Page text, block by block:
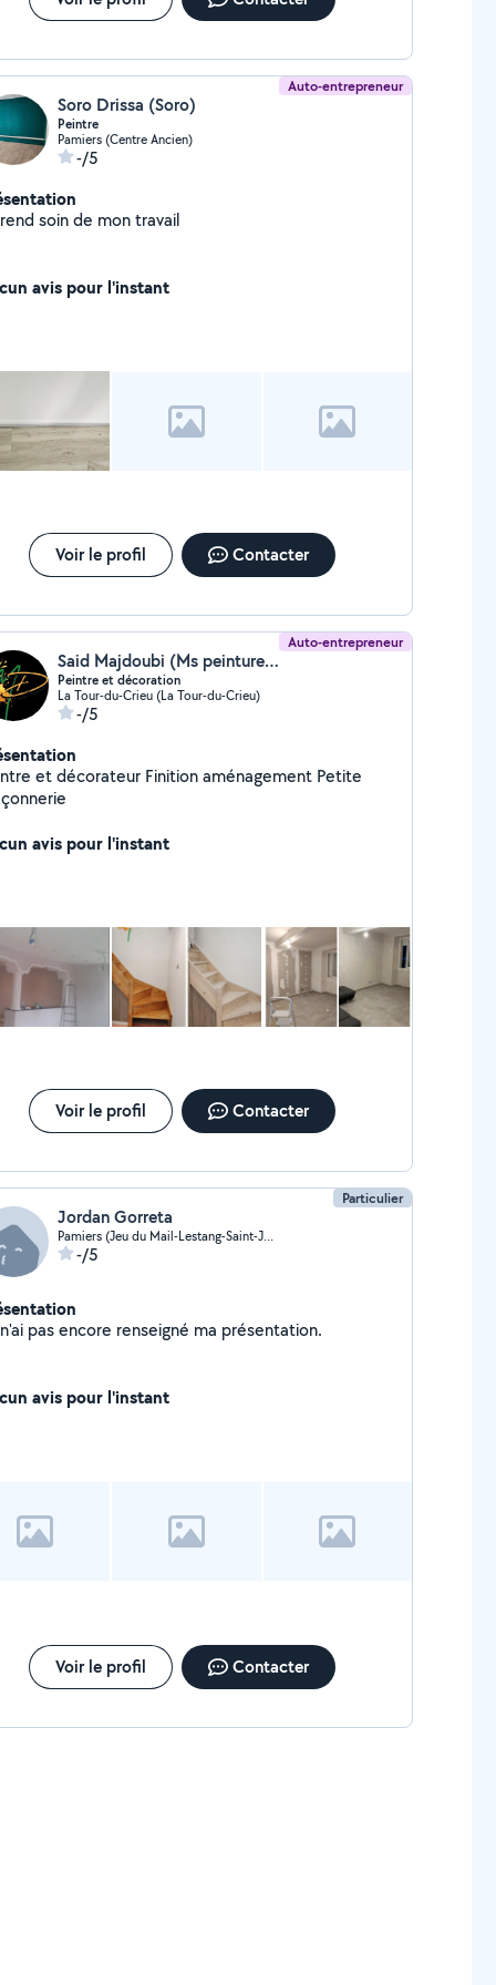
Auto-entrepreneur
Soro Drissa (Soro)
Peintre
Pamiers (Centre Ancien)
-/5
soin de mon travail
avis pour l'instant
Voir le profil Contacter
Auto-entrepreneur
Said Majdoubi (Ms peinture et décoration)
Peintre et décoration
La Tour-du-Crieu (La Tour-du-Crieu)
-/5
décorateur Finition aménagement Petite
avis pour l'instant
Voir le profil Contacter
Particulier
Jordan Gorreta
Pamiers (Jeu du Mail-Lestang-Saint-Jean)
-/5
Je n'ai pas encore renseigné ma présentation.
avis pour l'instant
Voir le profil Contacter